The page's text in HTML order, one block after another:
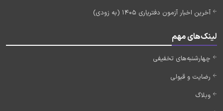
آخرین اخبار آزمون دفتریاری 1405 (به زودی)
لینک‌های مهم
چهارشنبه‌های تخفیفی
رضایت و قبولی
وبلاگ